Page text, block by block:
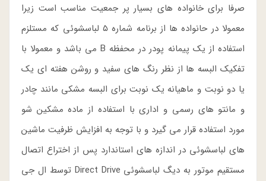
صرفا برای خانواده های بسیار پر جمعیت مناسب است زیرا
معمولا در حانواده ها از برنامه شماره ۵ لباسشوئی که مستلزم
استفاده از یک پیمانه پودر در محفظه B می باشد و معمولا با
تفکیک البسه ها از نظر رنگ های سفید و روشن هفته ای یک
یا دو نوبت و ماهیانه یک نوبت برای البسه مشکی مانند چادر
و مانتو های رسمی و اداری با استفاده از ماده مشکین شو
مورد استفاده قرار می گیرد و با توجه به افزایش ظرفیت ماشین
های لباسشوئی در اندازه های استاندارد پس از اختراع اتصال
مستقیم موتور به دیگ لباسشوئی Direct Drive توسط ال جی